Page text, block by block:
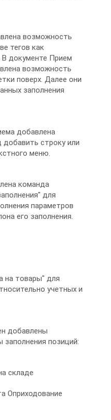
возможность
тегов как
документе Прием
возможность
поверх. Далее они
заполнения
добавлена
строку или
меню.
команда
для
параметров
его заполнения.
на товары" для
учетных и
добавлены
позиций:
складе
Оприходование